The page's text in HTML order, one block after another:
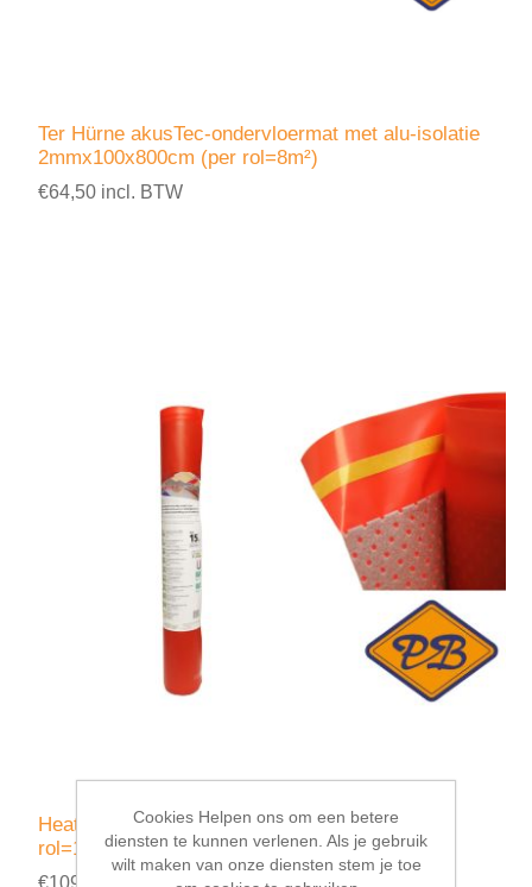
Ter Hürne akusTec-ondervloermat met alu-isolatie
2mmx100x800cm (per rol=8m²)
€64,50 incl. BTW
Heat-Foil ondervloer 1,2mmx100x1500cm (per
rol=15m²)
Cookies Helpen ons om een betere
diensten te kunnen verlenen. Als je gebruik
wilt maken van onze diensten stem je toe